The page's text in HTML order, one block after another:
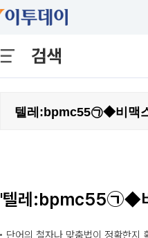
검색
'텔레:bpmc55㉠◆
단어의 철자나 맞춤법이 정확한지